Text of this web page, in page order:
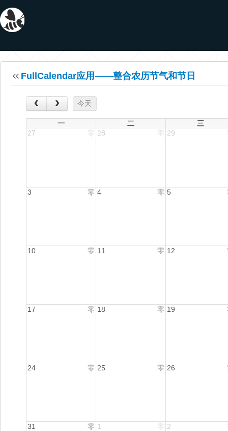
FullCalendar应用——整合农历节气和节日
‹ › 今天
一 二
三
零
27 零
28 29
零
3 零
4 5
零
10 零
11 12
零
17 零
18 19
零
24 零
25 26
零
31 零
1 2